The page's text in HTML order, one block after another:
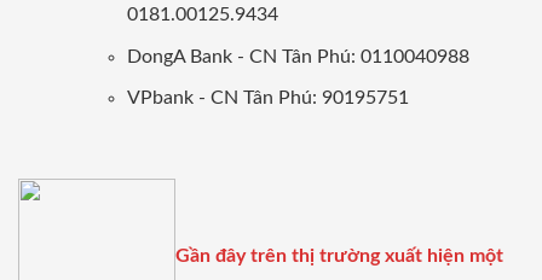
0181.00125.9434
DongA Bank - CN Tân Phú: 0110040988
VPbank - CN Tân Phú: 90195751
Gần đây trên thị trường xuất hiện một